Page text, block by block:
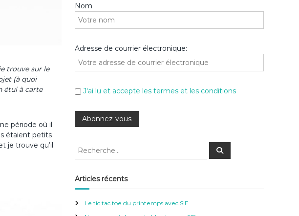
trouve sur le
(à quoi
étui à carte
période où il
étaient petits
je trouve qu’il
Nom
Adresse de courrier électronique:
J'ai lu et accepte les termes et les conditions
R
h
e
c
R
c
Articles récents
Le tic tac toe du printemps avec SIE